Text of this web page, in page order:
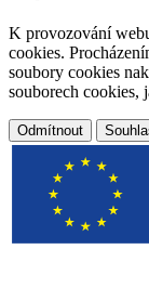
K provozování
cookies.
soubory cookies
souborech cookies,
Odmítnout